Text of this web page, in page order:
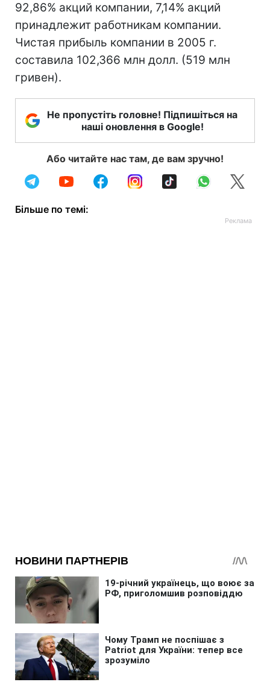
92,86% акций компании, 7,14% акций
принадлежит работникам компании.
Чистая прибыль компании в 2005 г.
составила 102,366 млн долл. (519 млн
гривен).
Не пропустіть головне! Підпишіться на
наші оновлення в Google!
Або читайте нас там, де вам зручно!
Більше по темі: